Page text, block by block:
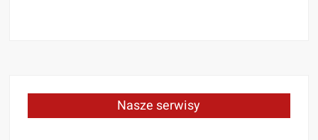
Nasze serwisy